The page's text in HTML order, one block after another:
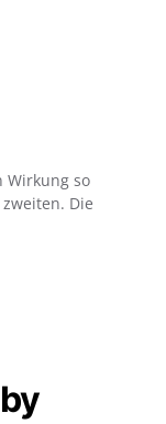
Wirkung so
Die